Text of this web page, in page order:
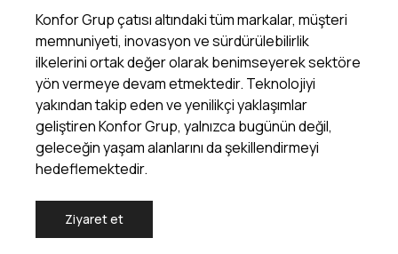
Konfor Grup çatısı altındaki tüm markalar, müşteri
memnuniyeti, inovasyon ve sürdürülebilirlik
ilkelerini ortak değer olarak benimseyerek sektöre
yön vermeye devam etmektedir. Teknolojiyi
yakından takip eden ve yenilikçi yaklaşımlar
geliştiren Konfor Grup, yalnızca bugünün değil,
geleceğin yaşam alanlarını da şekillendirmeyi
hedeflemektedir.
Ziyaret et